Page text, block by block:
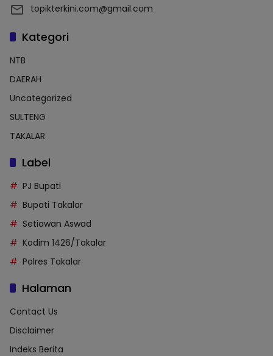
topikterkini.com@gmail.com
Kategori
NTB
DAERAH
Uncategorized
SULTENG
TAKALAR
Label
PJ Bupati
Bupati Takalar
Setiawan Aswad
Kodim 1426/Takalar
Polres Takalar
Halaman
Contact Us
Disclaimer
Indeks Berita